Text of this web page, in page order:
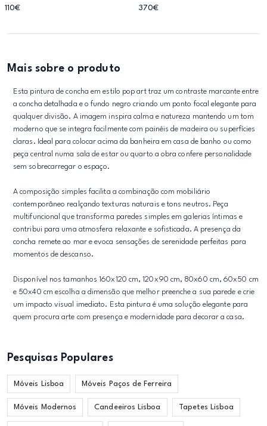
110€ 370€
Mais sobre o produto
Esta pintura de concha em estilo pop art traz um contraste marcante entre
a concha detalhada e o fundo negro criando um ponto focal elegante para
qualquer divisão. A imagem inspira calma e natureza mantendo um tom
moderno que se integra facilmente com painéis de madeira ou superfícies
claras. Ideal para colocar acima da banheira em casa de banho ou como
peça central numa sala de estar ou quarto a obra confere personalidade
sem sobrecarregar o espaço.
A composição simples facilita a combinação com mobiliário
contemporâneo realçando texturas naturais e tons neutros. Peça
multifuncional que transforma paredes simples em galerias íntimas e
contribui para uma atmosfera relaxante e sofisticada. A presença da
concha remete ao mar e evoca sensações de serenidade perfeitas para
momentos de descanso.
Disponível nos tamanhos 160x120 cm, 120x90 cm, 80x60 cm, 60x50 cm
e 50x40 cm escolha a dimensão que melhor preenche a sua parede e crie
um impacto visual imediato. Esta pintura é uma solução elegante para
quem procura arte com presença e modernidade para decorar a casa.
Pesquisas Populares
Móveis Lisboa Móveis Paços de Ferreira
Móveis Modernos Candeeiros Lisboa Tapetes Lisboa